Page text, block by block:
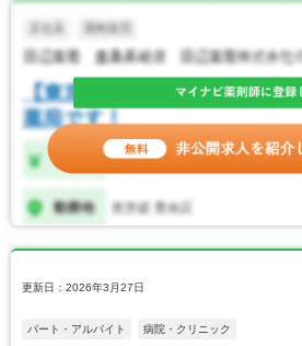
更新日：2026年3月27日
パート・アルバイト 病院・クリニック